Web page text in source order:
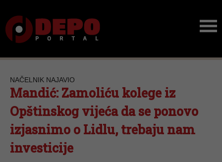
NAČELNIK NAJAVIO
Mandić: Zamoliću kolege iz
Opštinskog vijeća da se ponovo
izjasnimo o Lidlu, trebaju nam
investicije